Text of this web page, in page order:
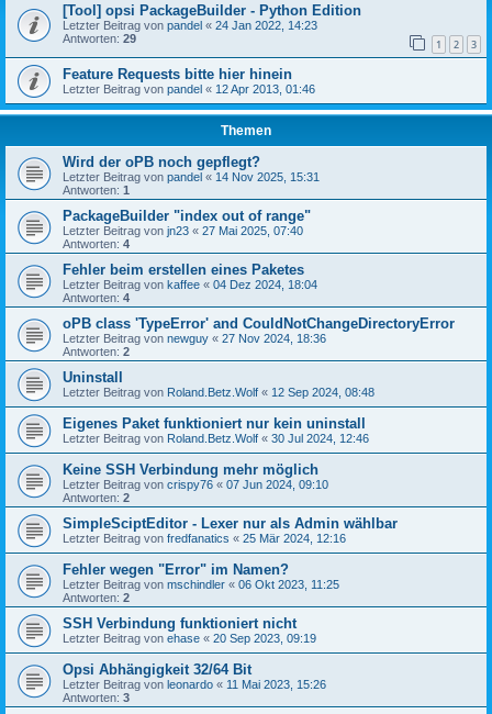
[Tool] opsi PackageBuilder - Python Edition
Letzter Beitrag von pandel « 24 Jan 2022, 14:23
Antworten: 29 1 2 3
Feature Requests bitte hier hinein
Letzter Beitrag von pandel « 12 Apr 2013, 01:46
Themen
Wird der oPB noch gepflegt?
Letzter Beitrag von pandel « 14 Nov 2025, 15:31
Antworten: 1
PackageBuilder "index out of range"
Letzter Beitrag von jn23 « 27 Mai 2025, 07:40
Antworten: 4
Fehler beim erstellen eines Paketes
Letzter Beitrag von kaffee « 04 Dez 2024, 18:04
Antworten: 4
oPB class 'TypeError' and CouldNotChangeDirectoryError
Letzter Beitrag von newguy « 27 Nov 2024, 18:36
Antworten: 2
Uninstall
Letzter Beitrag von Roland.Betz.Wolf « 12 Sep 2024, 08:48
Eigenes Paket funktioniert nur kein uninstall
Letzter Beitrag von Roland.Betz.Wolf « 30 Jul 2024, 12:46
Keine SSH Verbindung mehr möglich
Letzter Beitrag von crispy76 « 07 Jun 2024, 09:10
Antworten: 2
SimpleSciptEditor - Lexer nur als Admin wählbar
Letzter Beitrag von fredfanatics « 25 Mär 2024, 12:16
Fehler wegen "Error" im Namen?
Letzter Beitrag von mschindler « 06 Okt 2023, 11:25
Antworten: 2
SSH Verbindung funktioniert nicht
Letzter Beitrag von ehase « 20 Sep 2023, 09:19
Opsi Abhängigkeit 32/64 Bit
Letzter Beitrag von leonardo « 11 Mai 2023, 15:26
Antworten: 3